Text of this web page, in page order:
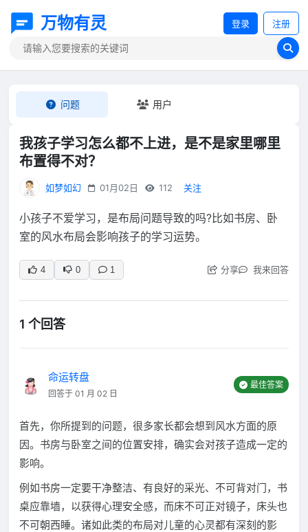
万物有灵 登录 注册
问题 用户
我孩子学习怎么都不上进，是不是家里哪里
布置得不对？
如梦如幻 01月02日 112 关注
小孩子不爱学习，是布局问题导致的吗?比如书房、卧
室的风水布局会影响孩子的学习运势。
4 0 1 分享 我来回答
1 个回答
命运转盘
回答于 01 月 02 日
最佳答案
首先，你所提到的问题，很多家长都会想到风水方面的原
因。书房与卧室之间的位置安排，确实会对孩子造成一定的
影响。
例如书房一定要干净整洁、有良好的采光、不可背对门，书
桌应靠墙，以获得心理安全感，而床不可正对镜子，床头也
不可朝西睡。诸如此类的布局对儿童的心灵都有深刻的影